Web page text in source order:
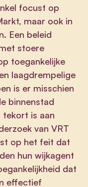
focust op
maar ook in
Een beleid
stoere
toegankelijke
laagdrempelige
is er misschien
binnenstad
tekort is aan
van VRT
op het feit dat
hun wijkagent
dat
effectief